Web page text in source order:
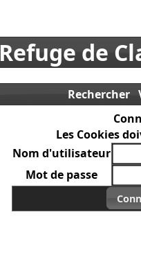
Refuge de
Rechercher
Les Cookies
Nom d'utilisateur
Mot de passe